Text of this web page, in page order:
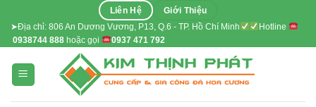
content
Liên Hệ Giới Thiệu
➤Địa chỉ: 806 An Dương Vương, P13, Q.6 - TP. Hồ Chí Minh
Hotline
0938744 888 hoặc gọi 0937 471 792